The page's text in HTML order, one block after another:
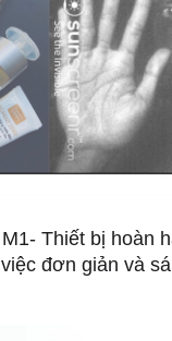
M1- Thiết bị hoàn
đơn giản và